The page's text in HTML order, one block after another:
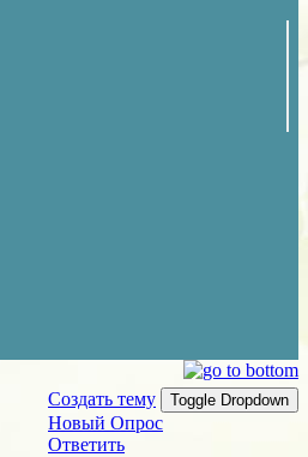
Создать тему
Toggle Dropdown
Новый Опрос
Ответить